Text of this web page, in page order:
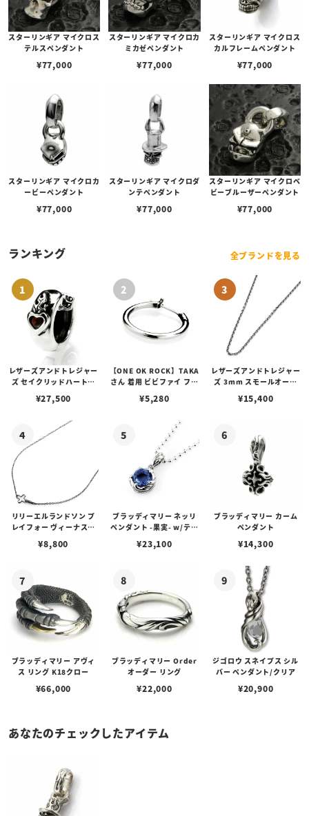
スターリンギア マイクロス
テルスペンダント
¥77,000
スターリンギア マイクロカ
ミカゼペンダント
¥77,000
スターリンギア マイクロス
カルフレームペンダント
¥77,000
スターリンギア マイクロカ
ービーペンダント
¥77,000
スターリンギア マイクロダ
ンテペンダント
¥77,000
スターリンギア マイクロベ
ビーブルーザーペンダント
¥77,000
ランキング 全ブランドを見る
レザーズアンドトレジャー
ズ セイクリッドハートピ
¥27,500
【ONE OK ROCK】TAKA
さん 着用 ビビファイ フー
¥5,280
レザーズアンドトレジャー
ズ 3mm スモールオーバ
ブスタークラスプ＆LTロ
¥15,400
リリーエルランドソン プ
レイフォー ヴィーナスチ
¥8,800
ブラッディマリー ネッリ
ペンダント -果実- w/ティ
¥23,100
ブラッディマリー カーム
ペンダント
¥14,300
ブラッディマリー アヴィ
ス リング K18クロー
¥66,000
ブラッディマリー Order
オーダー リング
¥22,000
ジゴロウ スネイプス シル
バー ペンダント/クリア
¥20,900
あなたのチェックしたアイテム